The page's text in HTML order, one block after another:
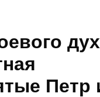
Петр